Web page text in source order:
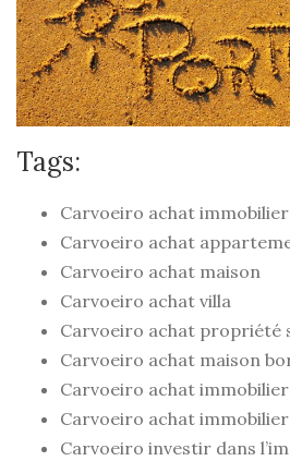
Tags:
Carvoeiro achat immobilier
Carvoeiro achat
Carvoeiro achat maison
Carvoeiro achat villa
Carvoeiro achat propriété
Carvoeiro achat maison
Carvoeiro achat
Carvoeiro achat immobilier
Carvoeiro investir dans